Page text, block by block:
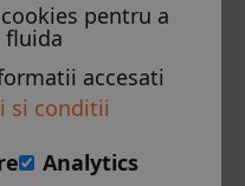
office@travos.ro
pentru a
fluida
accesati
si conditii
Analytics